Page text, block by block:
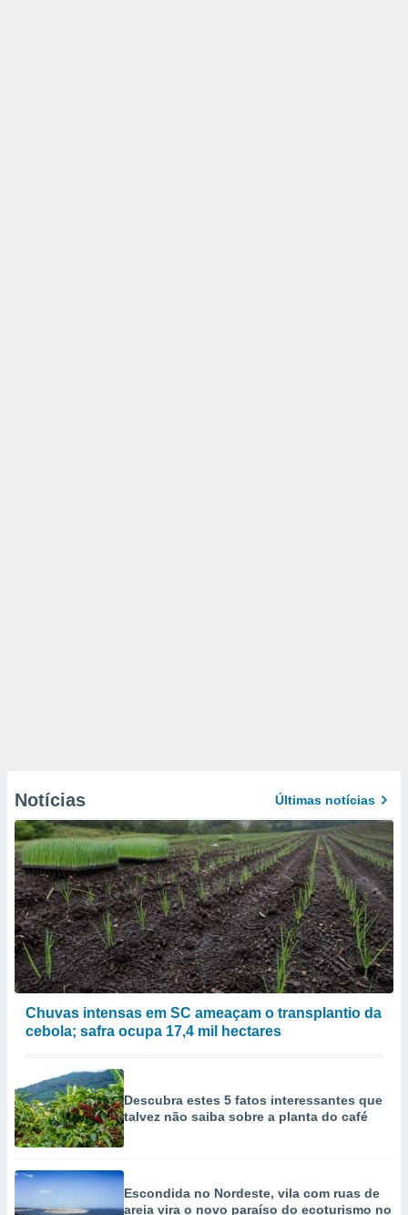
Notícias Últimas notícias
Chuvas intensas em SC ameaçam o transplantio da
cebola; safra ocupa 17,4 mil hectares
Descubra estes 5 fatos interessantes que
talvez não saiba sobre a planta do café
Escondida no Nordeste, vila com ruas de
areia vira o novo paraíso do ecoturismo no